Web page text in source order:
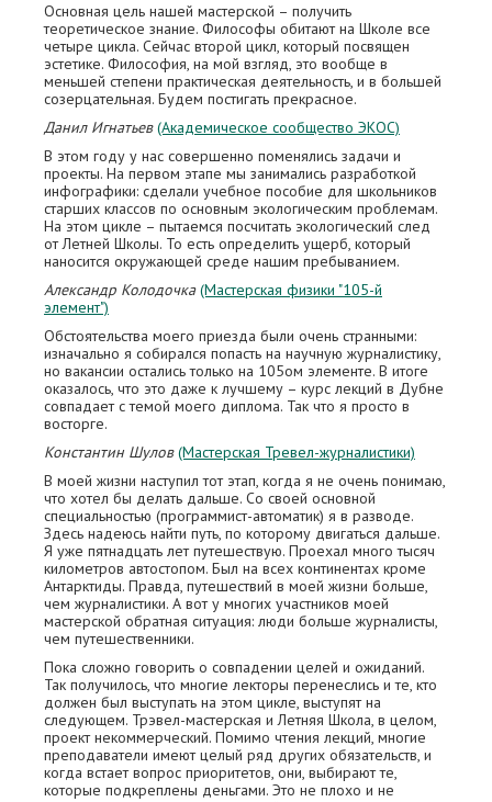
Основная цель нашей мастерской – получить
теоретическое знание. Философы обитают на Школе все
четыре цикла. Сейчас второй цикл, который посвящен
эстетике. Философия, на мой взгляд, это вообще в
меньшей степени практическая деятельность, и в большей
созерцательная. Будем постигать прекрасное.
Данил Игнатьев (Академическое сообщество ЭКОС)
В этом году у нас совершенно поменялись задачи и
проекты. На первом этапе мы занимались разработкой
инфографики: сделали учебное пособие для школьников
старших классов по основным экологическим проблемам.
На этом цикле – пытаемся посчитать экологический след
от Летней Школы. То есть определить ущерб, который
наносится окружающей среде нашим пребыванием.
Александр Колодочка (Мастерская физики "105-й
элемент")
Обстоятельства моего приезда были очень странными:
изначально я собирался попасть на научную журналистику,
но вакансии остались только на 105ом элементе. В итоге
оказалось, что это даже к лучшему – курс лекций в Дубне
совпадает с темой моего диплома. Так что я просто в
восторге.
Константин Шулов (Мастерская Тревел-журналистики)
В моей жизни наступил тот этап, когда я не очень понимаю,
что хотел бы делать дальше. Со своей основной
специальностью (программист-автоматик) я в разводе.
Здесь надеюсь найти путь, по которому двигаться дальше.
Я уже пятнадцать лет путешествую. Проехал много тысяч
километров автостопом. Был на всех континентах кроме
Антарктиды. Правда, путешествий в моей жизни больше,
чем журналистики. А вот у многих участников моей
мастерской обратная ситуация: люди больше журналисты,
чем путешественники.
Пока сложно говорить о совпадении целей и ожиданий.
Так получилось, что многие лекторы перенеслись и те, кто
должен был выступать на этом цикле, выступят на
следующем. Трэвел-мастерская и Летняя Школа, в целом,
проект некоммерческий. Помимо чтения лекций, многие
преподаватели имеют целый ряд других обязательств, и
когда встает вопрос приоритетов, они, выбирают те,
которые подкреплены деньгами. Это не плохо и не